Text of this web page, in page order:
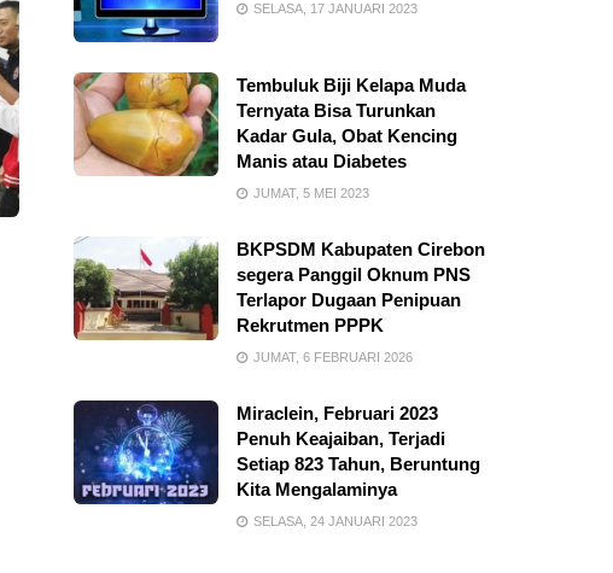
SELASA, 17 JANUARI 2023
Tembuluk Biji Kelapa Muda
Ternyata Bisa Turunkan
Kadar Gula, Obat Kencing
Manis atau Diabetes
JUMAT, 5 MEI 2023
BKPSDM Kabupaten Cirebon
segera Panggil Oknum PNS
Terlapor Dugaan Penipuan
Rekrutmen PPPK
JUMAT, 6 FEBRUARI 2026
Miraclein, Februari 2023
Penuh Keajaiban, Terjadi
Setiap 823 Tahun, Beruntung
Kita Mengalaminya
SELASA, 24 JANUARI 2023